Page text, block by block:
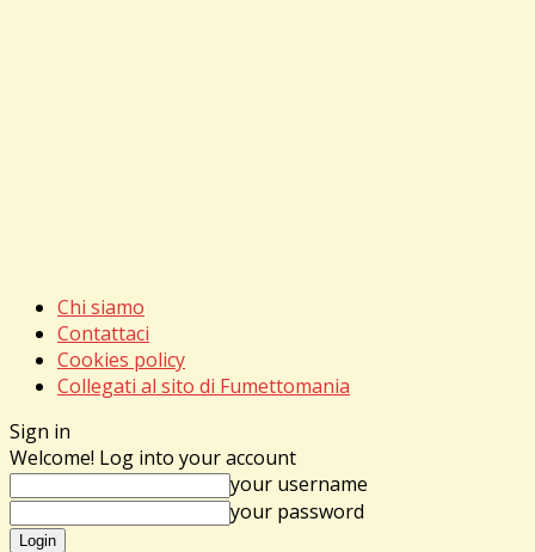
Chi siamo
Contattaci
Cookies policy
Collegati al sito di Fumettomania
Sign in
Welcome! Log into your account
your username
your password